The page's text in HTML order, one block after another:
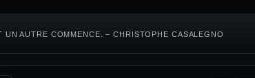
AUTRE COMMENCE. – CHRISTOPHE CASALEGNO